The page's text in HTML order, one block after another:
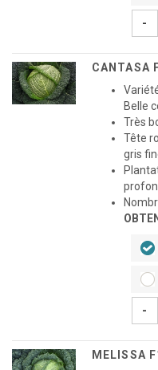
-
CANTASA
Belle
Très
Tête
gris
-
MELISSA